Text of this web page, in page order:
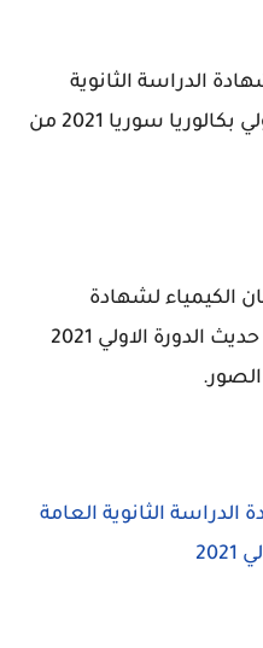
الدراسة الثانوية
العامة نظام حديث الدورة الاولي بكالوريا سوريا 2021 من
الكيمياء لشهادة
الدراسة الثانوية العامة نظام حديث الدورة الاولي 2021
الدراسة الثانوية العامة